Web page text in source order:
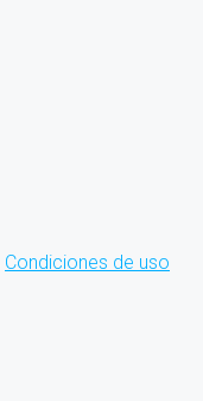
Condiciones de uso